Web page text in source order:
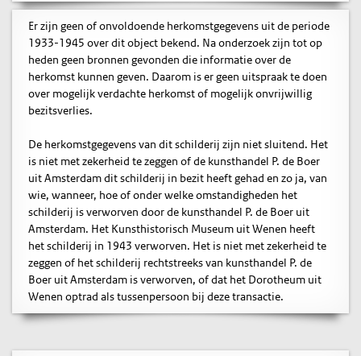
Er zijn geen of onvoldoende herkomstgegevens uit de periode
1933-1945 over dit object bekend. Na onderzoek zijn tot op
heden geen bronnen gevonden die informatie over de
herkomst kunnen geven. Daarom is er geen uitspraak te doen
over mogelijk verdachte herkomst of mogelijk onvrijwillig
bezitsverlies.
De herkomstgegevens van dit schilderij zijn niet sluitend. Het
is niet met zekerheid te zeggen of de kunsthandel P. de Boer
uit Amsterdam dit schilderij in bezit heeft gehad en zo ja, van
wie, wanneer, hoe of onder welke omstandigheden het
schilderij is verworven door de kunsthandel P. de Boer uit
Amsterdam. Het Kunsthistorisch Museum uit Wenen heeft
het schilderij in 1943 verworven. Het is niet met zekerheid te
zeggen of het schilderij rechtstreeks van kunsthandel P. de
Boer uit Amsterdam is verworven, of dat het Dorotheum uit
Wenen optrad als tussenpersoon bij deze transactie.